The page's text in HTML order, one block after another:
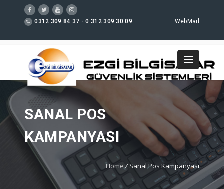
0312 309 84 37 - 0 312 309 30 09 WebMail
SANAL POS
KAMPANYASI
Home/Sanal Pos Kampanyası